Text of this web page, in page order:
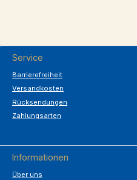
Service
Barrierefreiheit
Versandkosten
Rücksendungen
Zahlungsarten
Informationen
Über uns